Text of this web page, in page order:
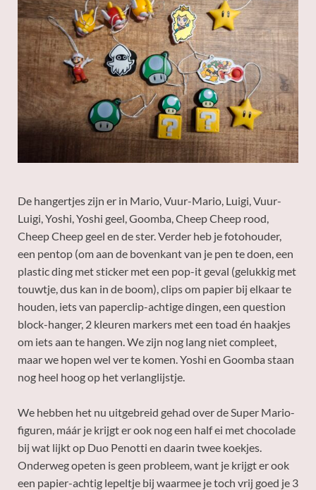
De hangertjes zijn er in Mario, Vuur-Mario, Luigi, Vuur-
Luigi, Yoshi, Yoshi geel, Goomba, Cheep Cheep rood,
Cheep Cheep geel en de ster. Verder heb je fotohouder,
een pentop (om aan de bovenkant van je pen te doen, een
plastic ding met sticker met een pop-it geval (gelukkig met
touwtje, dus kan in de boom), clips om papier bij elkaar te
houden, iets van paperclip-achtige dingen, een question
block-hanger, 2 kleuren markers met een toad én haakjes
om iets aan te hangen. We zijn nog lang niet compleet,
maar we hopen wel ver te komen. Yoshi en Goomba staan
nog heel hoog op het verlanglijstje.
We hebben het nu uitgebreid gehad over de Super Mario-
figuren, máár je krijgt er ook nog een half ei met chocolade
bij wat lijkt op Duo Penotti en daarin twee koekjes.
Onderweg opeten is geen probleem, want je krijgt er ook
een papier-achtig lepeltje bij waarmee je toch vrij goed je 3